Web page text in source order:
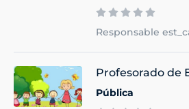
Responsable
Profesorado de
Pública